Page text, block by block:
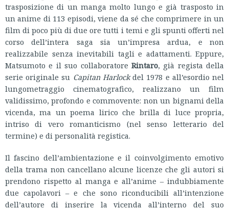
trasposizione di un manga molto lungo e già trasposto in
un anime di 113 episodi, viene da sé che comprimere in un
film di poco più di due ore tutti i temi e gli spunti offerti nel
corso dell’intera saga sia un’impresa ardua, e non
realizzabile senza inevitabili tagli e adattamenti. Eppure,
Matsumoto e il suo collaboratore Rintaro, già regista della
serie originale su Capitan Harlockdel 1978 e all’esordio nel
lungometraggio cinematografico, realizzano un film
validissimo, profondo e commovente: non un bignami della
vicenda, ma un poema lirico che brilla di luce propria,
intriso di vero romanticismo (nel senso letterario del
termine) e di personalità registica.
Il fascino dell’ambientazione e il coinvolgimento emotivo
della trama non cancellano alcune licenze che gli autori si
prendono rispetto al manga e all’anime – indubbiamente
due capolavori – e che sono riconducibili all’intenzione
dell’autore di inserire la vicenda all’interno del suo